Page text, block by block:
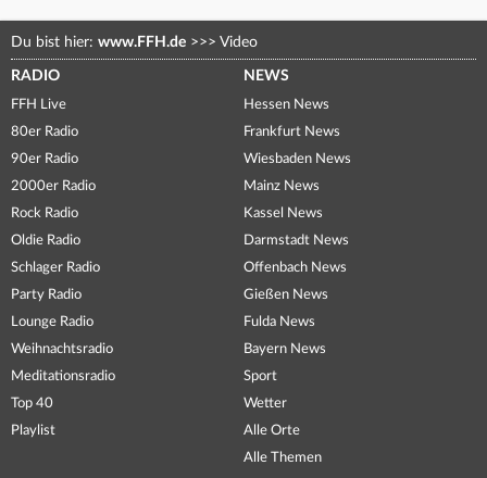
Du bist hier: www.FFH.de >>> Video
RADIO
FFH Live
80er Radio
90er Radio
2000er Radio
Rock Radio
Oldie Radio
Schlager Radio
Party Radio
Lounge Radio
Weihnachtsradio
Meditationsradio
Top 40
Playlist
NEWS
Hessen News
Frankfurt News
Wiesbaden News
Mainz News
Kassel News
Darmstadt News
Offenbach News
Gießen News
Fulda News
Bayern News
Sport
Wetter
Alle Orte
Alle Themen